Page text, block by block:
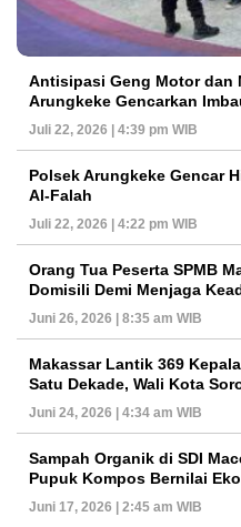
Antisipasi Geng Motor dan
Arungkeke Gencarkan
Juli 22, 2026 | 4:39 pm WIB
Polsek Arungkeke Gencar
Al-Falah
Juli 22, 2026 | 4:22 pm WIB
Orang Tua Peserta SPMB
Domisili Demi Menjaga
Juni 26, 2026 | 8:35 am WIB
Makassar Lantik 369
Satu Dekade, Wali Kota
Juni 24, 2026 | 4:34 am WIB
Sampah Organik di SDI
Pupuk Kompos Bernilai
Juni 17, 2026 | 2:45 am WIB